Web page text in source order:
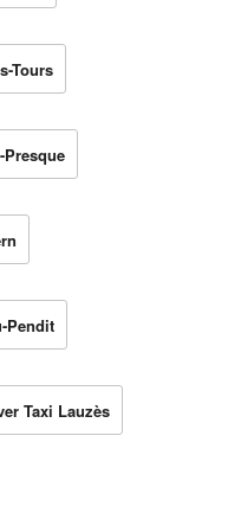
Tours
Presque
Pendit
Taxi Lauzès